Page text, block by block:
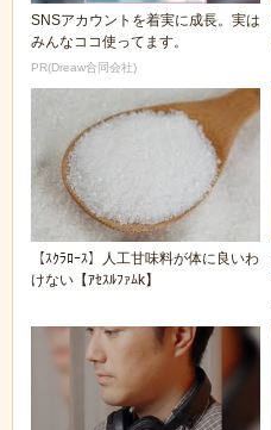
SNSアカウントを着実に成長。実は
みんなココ使ってます。
PR(Dreaw合同会社)
【ｽｸﾗﾛｰｽ】人工甘味料が体に良いわ
けない【ｱｾｽﾙﾌｧﾑk】